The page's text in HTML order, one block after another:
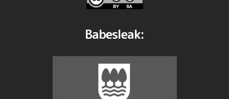
Babesleak: